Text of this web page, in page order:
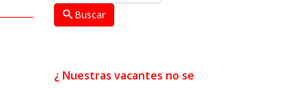
Buscar
¿ Nuestras vacantes no se